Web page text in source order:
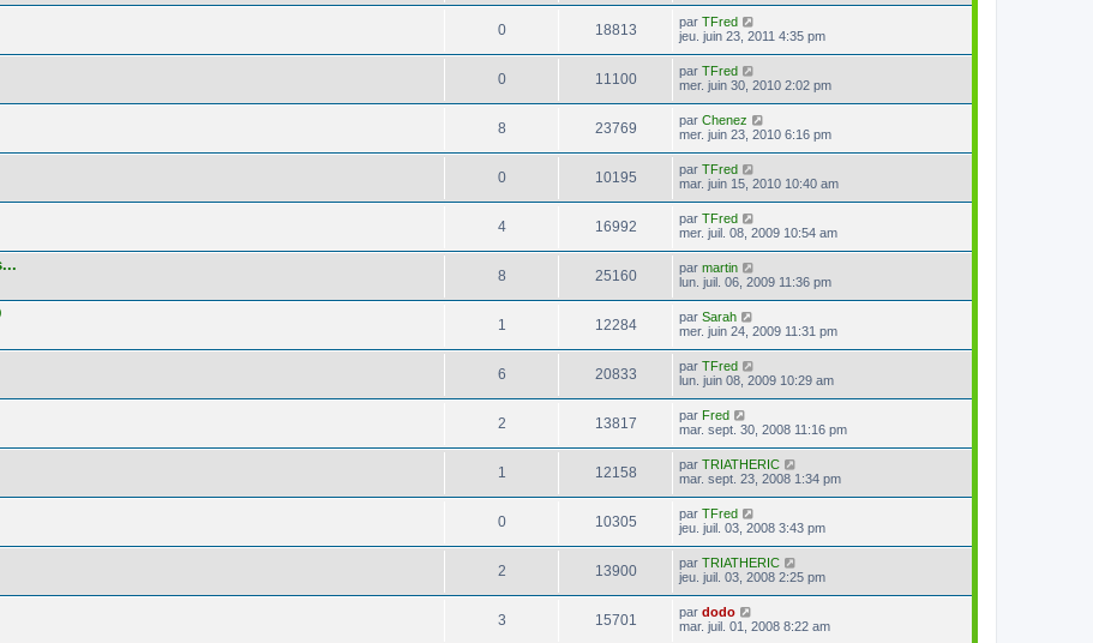
0 18813 par TFred
jeu. juin 23, 2011 4:35 pm
0 11100 par TFred
mer. juin 30, 2010 2:02 pm
8 23769 par Chenez
mer. juin 23, 2010 6:16 pm
0 10195 par TFred
mar. juin 15, 2010 10:40 am
4 16992 par TFred
mer. juil. 08, 2009 10:54 am
8 25160 par martin
lun. juil. 06, 2009 11:36 pm
1 12284 par Sarah
mer. juin 24, 2009 11:31 pm
6 20833 par TFred
lun. juin 08, 2009 10:29 am
2 13817 par Fred
mar. sept. 30, 2008 11:16 pm
1 12158 par TRIATHERIC
mar. sept. 23, 2008 1:34 pm
0 10305 par TFred
jeu. juil. 03, 2008 3:43 pm
2 13900 par TRIATHERIC
jeu. juil. 03, 2008 2:25 pm
3 15701 par dodo
mar. juil. 01, 2008 8:22 am